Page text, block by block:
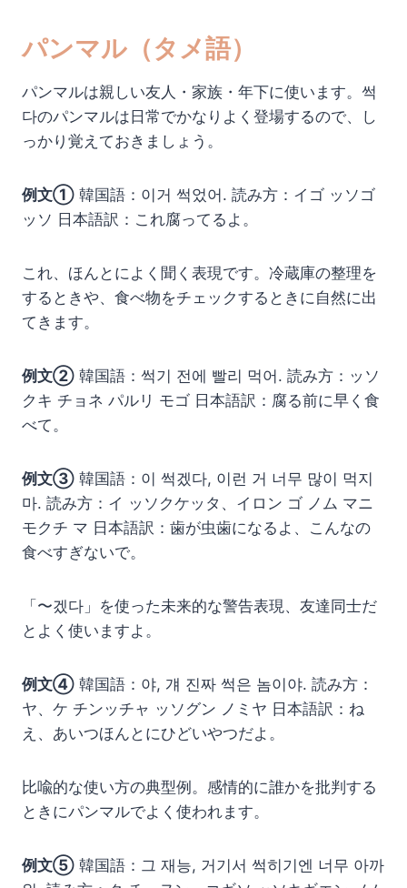
パンマル（タメ語）
パンマルは親しい友人・家族・年下に使います。썩
다のパンマルは日常でかなりよく登場するので、し
っかり覚えておきましょう。
例文① 韓国語：이거 썩었어. 読み方：イゴ ッソゴ
ッソ 日本語訳：これ腐ってるよ。
これ、ほんとによく聞く表現です。冷蔵庫の整理を
するときや、食べ物をチェックするときに自然に出
てきます。
例文② 韓国語：썩기 전에 빨리 먹어. 読み方：ッソ
クキ チョネ パルリ モゴ 日本語訳：腐る前に早く食
べて。
例文③ 韓国語：이 썩겠다, 이런 거 너무 많이 먹지
마. 読み方：イ ッソクケッタ、イロン ゴ ノム マニ
モクチ マ 日本語訳：歯が虫歯になるよ、こんなの
食べすぎないで。
「〜겠다」を使った未来的な警告表現、友達同士だ
とよく使いますよ。
例文④ 韓国語：야, 걔 진짜 썩은 놈이야. 読み方：
ヤ、ケ チンッチャ ッソグン ノミヤ 日本語訳：ね
え、あいつほんとにひどいやつだよ。
比喩的な使い方の典型例。感情的に誰かを批判する
ときにパンマルでよく使われます。
例文⑤ 韓国語：그 재능, 거기서 썩히기엔 너무 아까